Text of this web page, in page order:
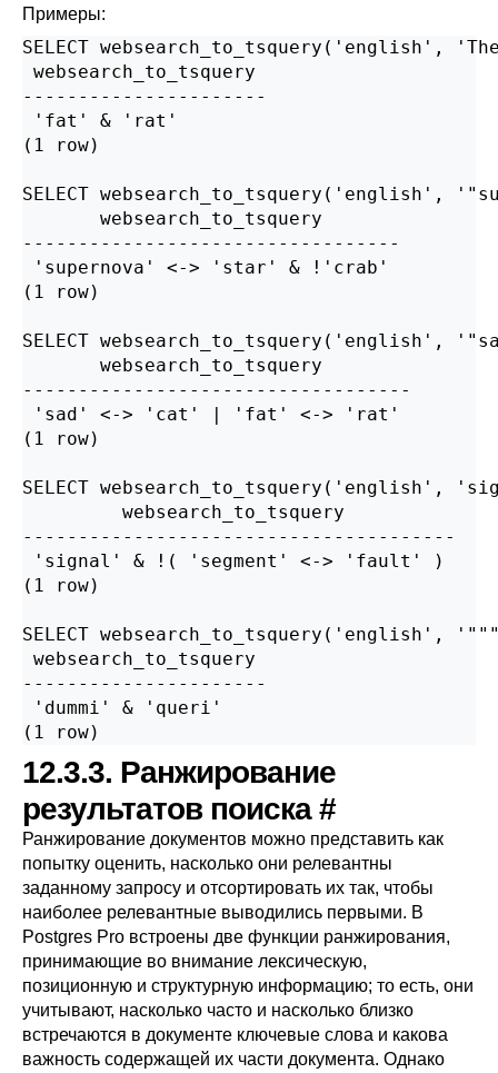
Примеры:
SELECT websearch_to_tsquery('english',
websearch_to_tsquery
----------------------
'fat' & 'rat'
(1 row)
SELECT websearch_to_tsquery('english',
       websearch_to_tsquery
----------------------------------
'supernova' <-> 'star' & !'crab'
(1 row)
SELECT
       websearch_to_tsquery
-----------------------------------
'sad' <-> 'cat' | 'fat' <-> 'rat'
(1 row)
SELECT websearch_to_tsquery('english',
         websearch_to_tsquery
---------------------------------------
'signal' & !( 'segment' <-> 'fault' )
(1 row)
SELECT websearch_to_tsquery('english',
websearch_to_tsquery
----------------------
'dummi' & 'queri'
12.3.3. Ранжирование
результатов поиска#
Ранжирование документов можно представить как
попытку оценить, насколько они релевантны
заданному запросу и отсортировать их так, чтобы
наиболее релевантные выводились первыми. В
Postgres Pro встроены две функции ранжирования,
принимающие во внимание лексическую,
позиционную и структурную информацию; то есть, они
учитывают, насколько часто и насколько близко
встречаются в документе ключевые слова и какова
важность содержащей их части документа. Однако